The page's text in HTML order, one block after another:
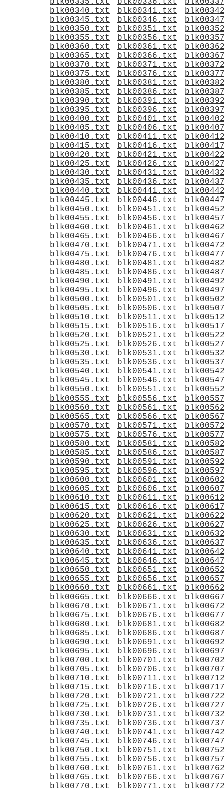
blk00340.txt
blk00341.txt
blk00345.txt
blk00346.txt
blk00350.txt
blk00351.txt
blk00355.txt
blk00356.txt
blk00360.txt
blk00361.txt
blk00365.txt
blk00366.txt
blk00370.txt
blk00371.txt
blk00375.txt
blk00376.txt
blk00380.txt
blk00381.txt
blk00385.txt
blk00386.txt
blk00390.txt
blk00391.txt
blk00395.txt
blk00396.txt
blk00400.txt
blk00401.txt
blk00405.txt
blk00406.txt
blk00410.txt
blk00411.txt
blk00415.txt
blk00416.txt
blk00420.txt
blk00421.txt
blk00425.txt
blk00426.txt
blk00430.txt
blk00431.txt
blk00435.txt
blk00436.txt
blk00440.txt
blk00441.txt
blk00445.txt
blk00446.txt
blk00450.txt
blk00451.txt
blk00455.txt
blk00456.txt
blk00460.txt
blk00461.txt
blk00465.txt
blk00466.txt
blk00470.txt
blk00471.txt
blk00475.txt
blk00476.txt
blk00480.txt
blk00481.txt
blk00485.txt
blk00486.txt
blk00490.txt
blk00491.txt
blk00495.txt
blk00496.txt
blk00500.txt
blk00501.txt
blk00505.txt
blk00506.txt
blk00510.txt
blk00511.txt
blk00515.txt
blk00516.txt
blk00520.txt
blk00521.txt
blk00525.txt
blk00526.txt
blk00530.txt
blk00531.txt
blk00535.txt
blk00536.txt
blk00540.txt
blk00541.txt
blk00545.txt
blk00546.txt
blk00550.txt
blk00551.txt
blk00555.txt
blk00556.txt
blk00560.txt
blk00561.txt
blk00565.txt
blk00566.txt
blk00570.txt
blk00571.txt
blk00575.txt
blk00576.txt
blk00580.txt
blk00581.txt
blk00585.txt
blk00586.txt
blk00590.txt
blk00591.txt
blk00595.txt
blk00596.txt
blk00600.txt
blk00601.txt
blk00605.txt
blk00606.txt
blk00610.txt
blk00611.txt
blk00615.txt
blk00616.txt
blk00620.txt
blk00621.txt
blk00625.txt
blk00626.txt
blk00630.txt
blk00631.txt
blk00635.txt
blk00636.txt
blk00640.txt
blk00641.txt
blk00645.txt
blk00646.txt
blk00650.txt
blk00651.txt
blk00655.txt
blk00656.txt
blk00660.txt
blk00661.txt
blk00665.txt
blk00666.txt
blk00670.txt
blk00671.txt
blk00675.txt
blk00676.txt
blk00680.txt
blk00681.txt
blk00685.txt
blk00686.txt
blk00690.txt
blk00691.txt
blk00695.txt
blk00696.txt
blk00700.txt
blk00701.txt
blk00705.txt
blk00706.txt
blk00710.txt
blk00711.txt
blk00715.txt
blk00716.txt
blk00720.txt
blk00721.txt
blk00725.txt
blk00726.txt
blk00730.txt
blk00731.txt
blk00735.txt
blk00736.txt
blk00740.txt
blk00741.txt
blk00745.txt
blk00746.txt
blk00750.txt
blk00751.txt
blk00755.txt
blk00756.txt
blk00760.txt
blk00761.txt
blk00765.txt
blk00766.txt
blk00770.txt
blk00771.txt